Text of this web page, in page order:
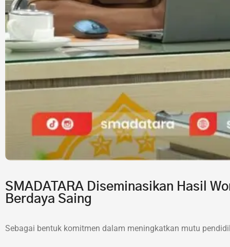
SMADATARA Diseminasikan Hasil
Berdaya Saing
Sebagai bentuk komitmen dalam meningkatkan mutu